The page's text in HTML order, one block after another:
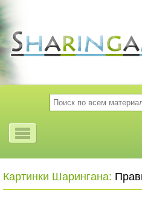
Картинки Шарингана: